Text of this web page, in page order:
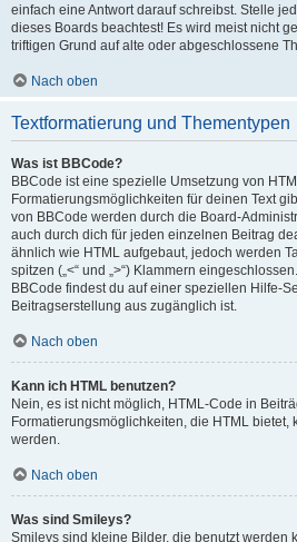
einfach eine Antwort darauf schreibst. Stelle
dieses Boards beachtest! Es wird meist nicht
triftigen Grund auf alte oder abgeschlossene
Nach oben
Textformatierung und Thementypen
Was ist BBCode?
BBCode ist eine spezielle Umsetzung von
Formatierungsmöglichkeiten für deinen Text
von BBCode werden durch die Board-
auch durch dich für jeden einzelnen Beitrag
ähnlich wie HTML aufgebaut, jedoch werden
spitzen („<“ und „>“) Klammern
BBCode findest du auf einer speziellen Hilfe-
Beitragserstellung aus zugänglich ist.
Nach oben
Kann ich HTML benutzen?
Nein, es ist nicht möglich, HTML-Code in
Formatierungsmöglichkeiten, die HTML
werden.
Nach oben
Was sind Smileys?
Smileys sind kleine Bilder, die benutzt werden